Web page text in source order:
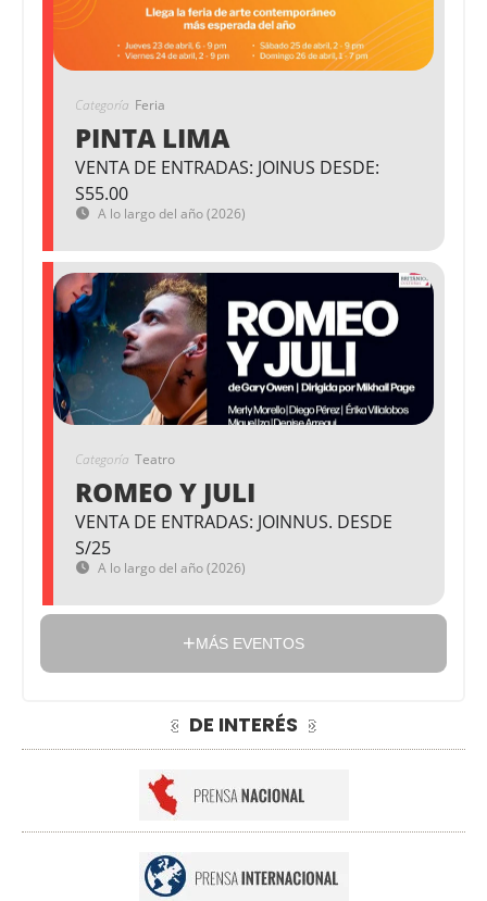
Categoría Feria
PINTA LIMA
VENTA DE ENTRADAS: JOINUS DESDE:
S55.00
A lo largo del año (2026)
Categoría Teatro
ROMEO Y JULI
VENTA DE ENTRADAS: JOINNUS. DESDE
S/25
A lo largo del año (2026)
MÁS EVENTOS
DE INTERÉS